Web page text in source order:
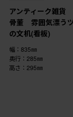
アンティーク雑貨
骨董 雰囲気漂う
の文机(看板)
幅：835㎜
奥行：285㎜
高さ：295㎜